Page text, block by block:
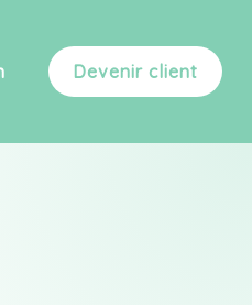
Devenir client